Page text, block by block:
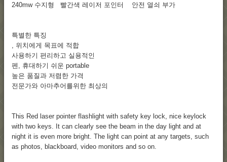
240mw 수지형 빨간색 레이저 포인터 안전 열쇠 부가
특별한 특징
, 위치에게 목표에 적합
사용하기 편리하고 실용적인
펜, 휴대하기 쉬운 portable
높은 품질과 저렴한 가격
전문가와 아마추어를위한 최상의
This Red laser pointer flashlight with safety key lock, nice keylock
with two keys. It can clearly see the beam in the day light and at
night it is even more bright. The light can point at any targets, such
as photos, blackboard, video monitors and so on.